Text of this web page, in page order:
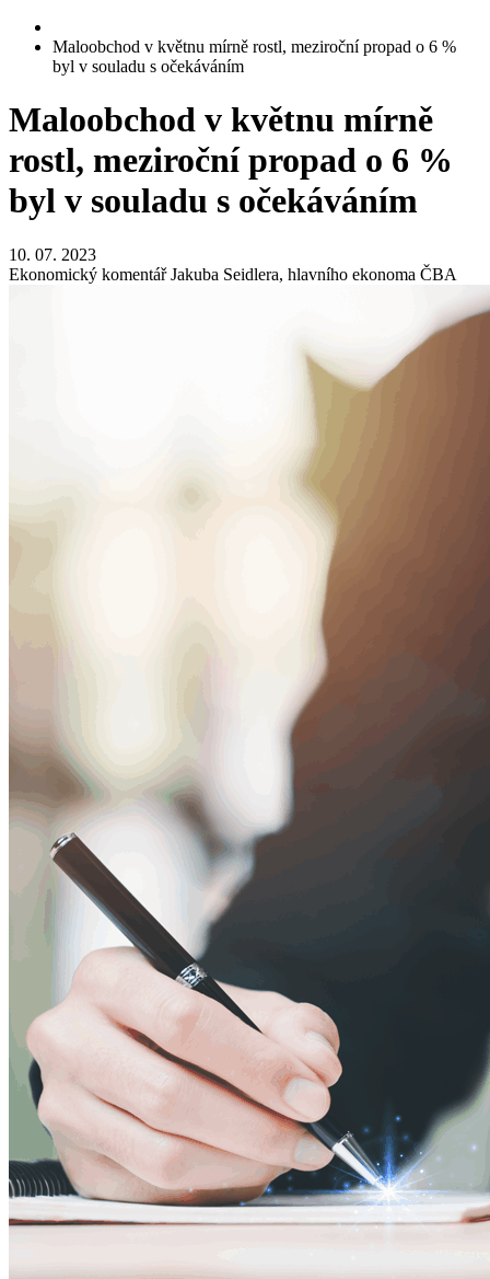
Maloobchod v květnu mírně rostl, meziroční propad o 6 %
byl v souladu s očekáváním
Maloobchod v květnu mírně
rostl, meziroční propad o 6 %
byl v souladu s očekáváním
10. 07. 2023
Ekonomický komentář Jakuba Seidlera, hlavního ekonoma ČBA